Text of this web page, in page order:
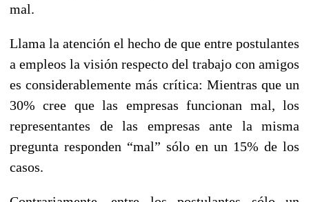
mal.
Llama la atención el hecho de que entre postulantes
a empleos la visión respecto del trabajo con amigos
es considerablemente más crítica: Mientras que un
30% cree que las empresas funcionan mal, los
representantes de las empresas ante la misma
pregunta responden “mal” sólo en un 15% de los
casos.